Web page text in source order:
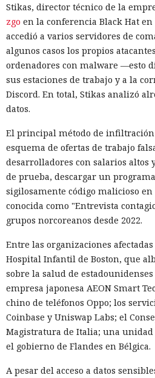
El acelerador clave fue la IA. En
controlaba toda la granja de
ayudaba a redactar y verificar
lenguaje natural. Ya no es
programe el control complejo del
Bots de IA individuales son
simultáneamente cientos de
y filtrar objetivos poco
Esa infraestructura es apta para
inversión, ofertas falsas de
masiva de cuentas falsas. En la
ficticios en servicios de citas
numerosos mensajes. Los
la comunicación a aplicaciones
condujo al registro en una
un enlace de afiliado.
Según los cálculos de HUMAN,
marcha requiere alrededor de
luego aproximadamente $450 al
sencilla prescinde de la compra
alrededor de $2970 mensuales
proxies, cuentas, la IA y los
FunFoneFarm designa no a un
todo un mercado de componentes
Stikas, director técnico de la
zgo en la conferencia Black Hat en
accedió a varios servidores de
algunos casos los propios
ordenadores con malware —esto
sus estaciones de trabajo y a la
Discord. En total, Stikas analizó
datos.
El principal método de
esquema de ofertas de trabajo
desarrolladores con salarios altos
de prueba, descargar un
sigilosamente código malicioso en
conocida como "Entrevista
grupos norcoreanos desde 2022.
Entre las organizaciones
Hospital Infantil de Boston, que
sobre la salud de
empresa japonesa AEON Smart
chino de teléfonos Oppo; los
Coinbase y Uniswap Labs; el
Magistratura de Italia; una
el gobierno de Flandes en Bélgica.
A pesar del acceso a datos